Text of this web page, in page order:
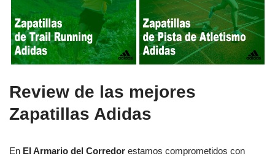
Review de las mejores
Zapatillas Adidas
En El Armario del Corredor estamos comprometidos con